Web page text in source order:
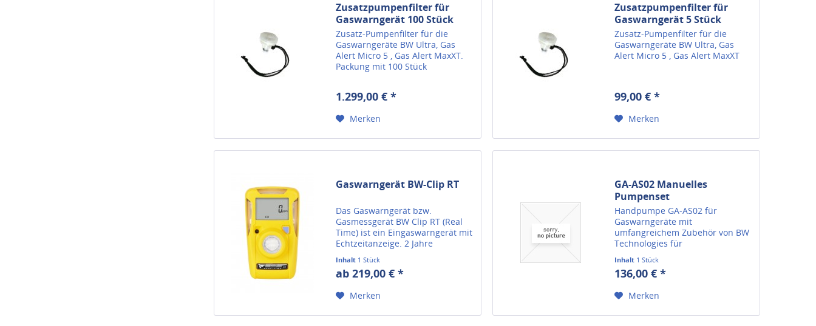
Zusatzpumpenfilter für
Gaswarngerät 100 Stück
Zusatz-Pumpenfilter für die
Gaswarngeräte BW Ultra, Gas
Alert Micro 5 , Gas Alert MaxXT.
Packung mit 100 Stück
1.299,00 € *
Merken
Zusatzpumpenfilter für
Gaswarngerät 5 Stück
Zusatz-Pumpenfilter für die
Gaswarngeräte BW Ultra, Gas
Alert Micro 5 , Gas Alert MaxXT
99,00 € *
Merken
Gaswarngerät BW-Clip RT
Das Gaswarngerät bzw.
Gasmessgerät BW Clip RT (Real
Time) ist ein Eingaswarngerät mit
Echtzeitanzeige. 2 Jahre
möglich.
Inhalt 1 Stück
ab 219,00 € *
Merken
GA-AS02 Manuelles
Pumpenset
Handpumpe GA-AS02 für
Gaswarngeräte mit
umfangreichem Zubehör von BW
Technologies für
beraten Sie gerne.
Inhalt 1 Stück
136,00 € *
Merken